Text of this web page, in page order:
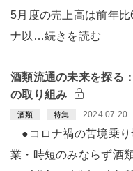
5月度の売上高は前年比
ナ以…続きを読む
酒類流通の未来を探る
の取り組み
酒類 特集 2024.07.20
●コロナ禍の苦境乗
業・時短のみならず酒